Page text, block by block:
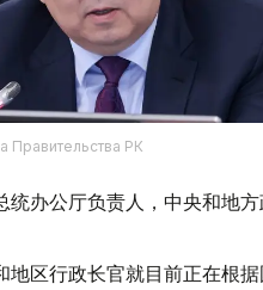
Правительства РК
统办公厅负责人，中央和地
地区行政长官就目前正在根